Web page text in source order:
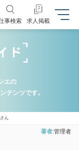
事検索 求人掲載
エの
テンツです。
ん
著者 管理者